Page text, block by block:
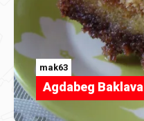
mak63
Agdabeg Baklava